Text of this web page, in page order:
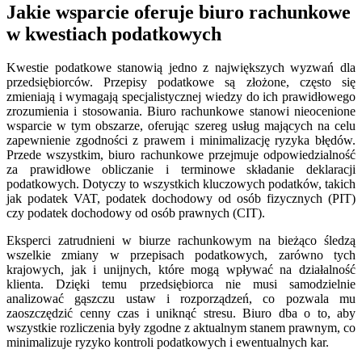
Jakie wsparcie oferuje biuro rachunkowe
w kwestiach podatkowych
Kwestie podatkowe stanowią jedno z największych wyzwań dla
przedsiębiorców. Przepisy podatkowe są złożone, często się
zmieniają i wymagają specjalistycznej wiedzy do ich prawidłowego
zrozumienia i stosowania. Biuro rachunkowe stanowi nieocenione
wsparcie w tym obszarze, oferując szereg usług mających na celu
zapewnienie zgodności z prawem i minimalizację ryzyka błędów.
Przede wszystkim, biuro rachunkowe przejmuje odpowiedzialność
za prawidłowe obliczanie i terminowe składanie deklaracji
podatkowych. Dotyczy to wszystkich kluczowych podatków, takich
jak podatek VAT, podatek dochodowy od osób fizycznych (PIT)
czy podatek dochodowy od osób prawnych (CIT).
Eksperci zatrudnieni w biurze rachunkowym na bieżąco śledzą
wszelkie zmiany w przepisach podatkowych, zarówno tych
krajowych, jak i unijnych, które mogą wpływać na działalność
klienta. Dzięki temu przedsiębiorca nie musi samodzielnie
analizować gąszczu ustaw i rozporządzeń, co pozwala mu
zaoszczędzić cenny czas i uniknąć stresu. Biuro dba o to, aby
wszystkie rozliczenia były zgodne z aktualnym stanem prawnym, co
minimalizuje ryzyko kontroli podatkowych i ewentualnych kar.